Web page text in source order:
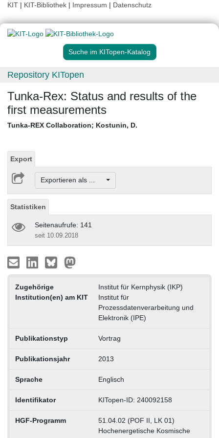
KIT | KIT-Bibliothek | Impressum | Datenschutz
Suche im KITopen-Katalog
Repository KITopen
Tunka-Rex: Status and results of the
first measurements
Tunka-REX Collaboration; Kostunin, D.
Export
Exportieren als ...
Statistiken
Seitenaufrufe: 141
seit 10.09.2018
Zugehörige
Institution(en) am KIT
Institut für Kernphysik (IKP)
Institut für
Prozessdatenverarbeitung und
Elektronik (IPE)
Publikationstyp Vortrag
Publikationsjahr 2013
Sprache Englisch
Identifikator KITopen-ID: 240092158
HGF-Programm
51.04.02 (POF II, LK 01)
Hochenergetische Kosmische